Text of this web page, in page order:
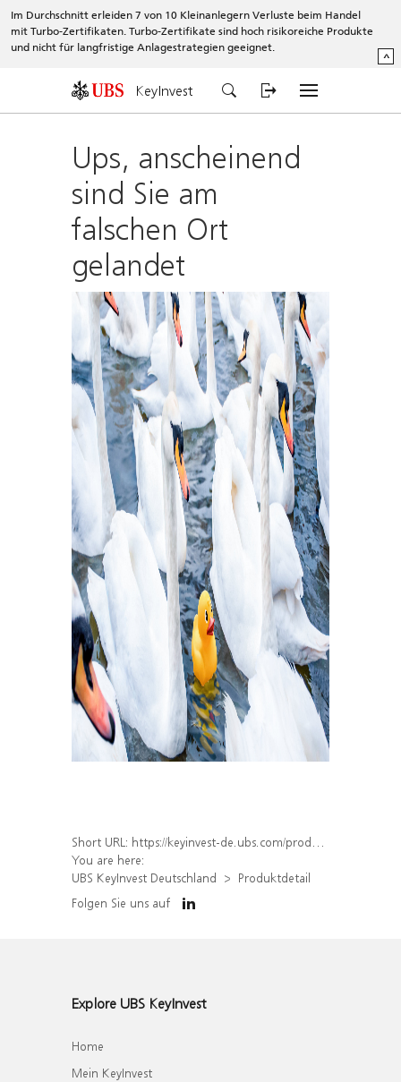
Im Durchschnitt erleiden 7 von 10 Kleinanlegern Verluste beim Handel
mit Turbo-Zertifikaten. Turbo-Zertifikate sind hoch risikoreiche Produkte
und nicht für langfristige Anlagestrategien geeignet.
^
KeyInvest
Ups, anscheinend
sind Sie am
falschen Ort
gelandet
Short URL: https://keyinvest-de.ubs.com/produkt/detail/index/isin/DE000WA51UG7
You are here:
UBS KeyInvest Deutschland
Produktdetail
Folgen Sie uns auf
Explore UBS KeyInvest
Home
Mein KeyInvest